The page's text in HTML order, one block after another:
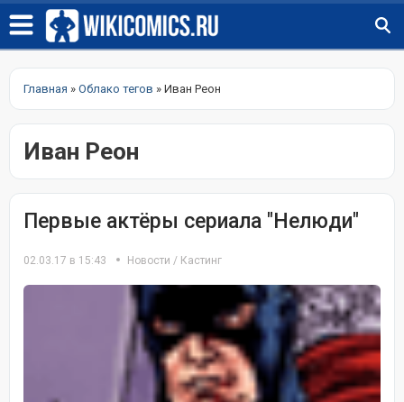
Главная » Облако тегов » Иван Реон
Иван Реон
Первые актёры сериала "Нелюди"
02.03.17 в 15:43 Новости / Кастинг